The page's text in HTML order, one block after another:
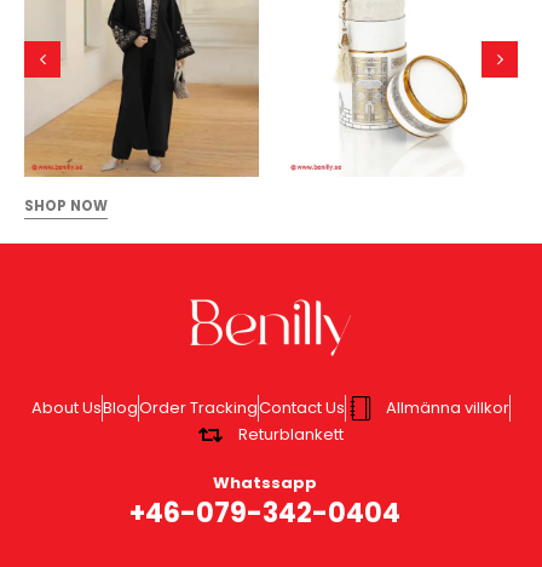
SHOP NOW
About UsBlogOrder TrackingContact Us
Allmänna villkor
Returblankett
Whatssapp
+46-079-342-0404